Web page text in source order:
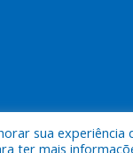
reservados a
sua
ter mais